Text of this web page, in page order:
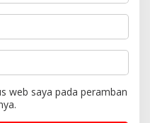
web saya pada peramban